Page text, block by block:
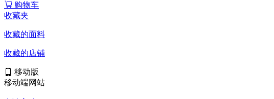
购物车
收藏夹
收藏的面料
收藏的店铺
移动版
移动端网站